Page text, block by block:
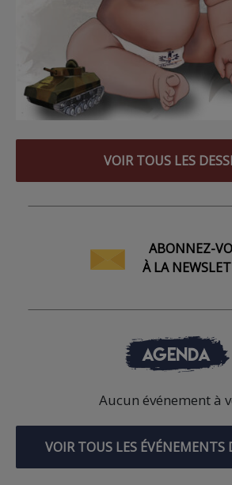
VOIR TOUS LES
ABONNEZ-
À LA
AGENDA
Aucun événement à
VOIR TOUS LES ÉVÉNEMENTS